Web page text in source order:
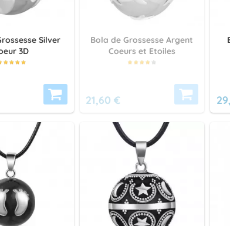
Silver
3D
Bola de Grossesse Argent
Coeurs et Etoiles
21,60 €